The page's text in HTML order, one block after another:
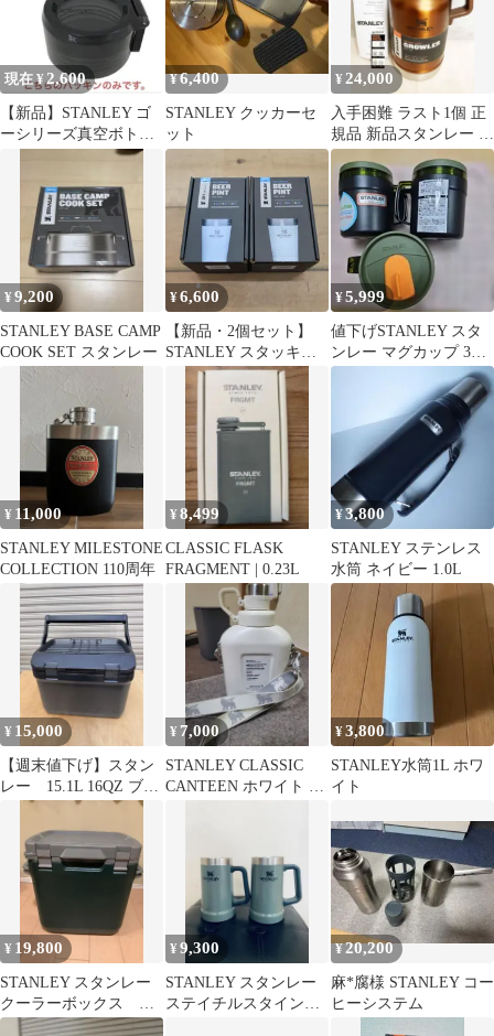
現在 ¥2,600
【新品】STANLEY ゴ
ーシリーズ真空ボトル
0.7/0.47L パッキン 1つ
¥6,400
STANLEY クッカーセ
ット
¥24,000
入手困難 ラスト1個 正
規品 新品スタンレー ク
ラシック グロウラー
1.9L
¥9,200
STANLEY BASE CAMP
COOK SET スタンレー
¥6,600
【新品・2個セット】
STANLEY スタッキン
グ 真空パイント 0.47L
アクアブルー
¥5,999
値下げSTANLEY スタ
ンレー マグカップ 3個
セット プラスチック
¥ 11,000
STANLEY MILESTONE
COLLECTION 110周年
¥8,499
CLASSIC FLASK
FRAGMENT | 0.23L
¥3,800
STANLEY ステンレス
水筒 ネイビー 1.0L
¥ 15,000
【週末値下げ】スタン
レー 15.1L 16QZ ブラ
ック クーラーボックス
¥ 7,000
STANLEY CLASSIC
CANTEEN ホワイト ス
¥3,800
STANLEY水筒1L ホワ
イト
¥ 19,800
STANLEY スタンレー
クーラーボックス
28.3L 【廃盤】旧ノッ
¥9,300
STANLEY スタンレー
ステイチルスタイン
¥20,200
麻*腐様 STANLEY コー
ヒーシステム